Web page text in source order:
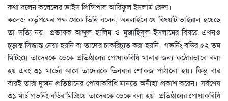
কথা বলেন কলেজের ভাইস প্রিন্সিপাল আরিফুল ইসলাম রেজা।
কলেজ কর্তৃপক্ষের পক্ষ থেকে তিনি বলেন, অনলাইনে যে বিষয়টি ভাইরাল হয়েছে
তা সত্যি নয়। প্রভাষক আব্দুল হালিম ও মুজাহিদুল ইসলামের বিষয়ে এখনও
চূড়ান্ত সিদ্ধান্ত নেয়া হয়নি বা তাদের চাকরিচ্যুত করা হয়নি। গভর্নিং বডির ৫২ তম
মিটিংয়ে তাদেরকে ডেকে প্রতিষ্ঠানের পোষাকবিধি মানার জন্য কঠোরভাবে বলা
হয় এবং ৩১ মার্চের আগে তাদেরকে তিনবার শোকজ পাঠানো হয়। কিন্তু বার
বারই তারা দুজন প্রতিষ্ঠানের পোষাকবিধি মানতে অনীহা প্রকাশ করেন। সর্বশেষ
৩১ মার্চ গভর্নিং বডির মিটিংয়ে তাদেরকে ডেকে বলা হয়- প্রতিষ্ঠানের পোষাকবিধি